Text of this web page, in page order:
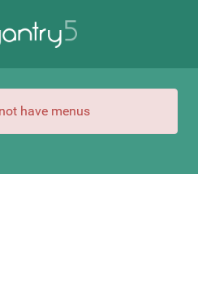
have menus